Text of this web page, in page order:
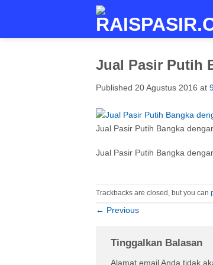
Jual Pasir Putih
Published 20 Agustus 2016 at
Jual Pasir Putih Bangka
Jual Pasir Putih Bangka
Trackbacks are closed, but you can
← Previous
Tinggalkan Balasan
Alamat email Anda tidak